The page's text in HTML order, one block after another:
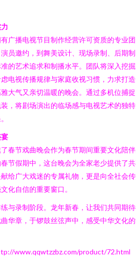
广播电视节目制作经营许可资质的专业
员邀约，到舞美设计、现场录制、后期制
的艺术追求和制播水平。团队将深入挖
电视传播规律与家庭收视习惯，力求打
大气又亲切温暖的晚会。通过多机位捕
，将剧场演出的临场感与电视艺术的独
春节戏曲晚会作为春节期间重要文化陪
节假期中，这台晚会为全家老少提供了
给广大戏迷的专属礼物，更是向全社会
化自信的重要窗口。
与录制阶段。龙年新春，让我们共同期
华章，于锣鼓丝弦声中，感受中华文化
www.qqwtzzbz.com/product/72.html